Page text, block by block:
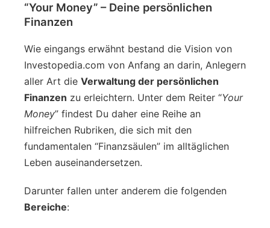
“Your Money” – Deine persönlichen
Finanzen
Wie eingangs erwähnt bestand die Vision von
Investopedia.com von Anfang an darin, Anlegern
aller Art die Verwaltung der persönlichen
Finanzen zu erleichtern. Unter dem Reiter “Your
Money” findest Du daher eine Reihe an
hilfreichen Rubriken, die sich mit den
fundamentalen “Finanzsäulen” im alltäglichen
Leben auseinandersetzen.
Darunter fallen unter anderem die folgenden
Bereiche: